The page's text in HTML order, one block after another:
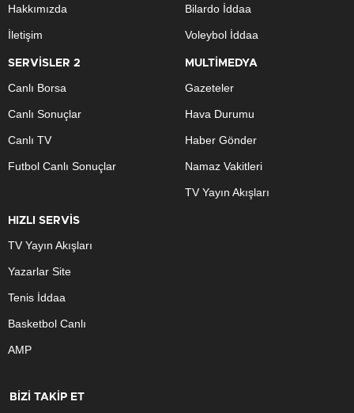
Hakkımızda
İletişim
Bilardo İddaa
Voleybol İddaa
SERVİSLER 2
Canlı Borsa
Canlı Sonuçlar
Canlı TV
Futbol Canlı Sonuçlar
MULTİMEDYA
Gazeteler
Hava Durumu
Haber Gönder
Namaz Vakitleri
TV Yayın Akışları
HIZLI SERVİS
TV Yayın Akışları
Yazarlar Site
Tenis İddaa
Basketbol Canlı
AMP
BİZİ TAKİP ET